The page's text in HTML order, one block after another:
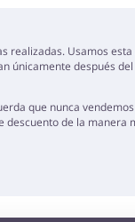
realizadas. Usamos
únicamente después
que nunca
de la manera